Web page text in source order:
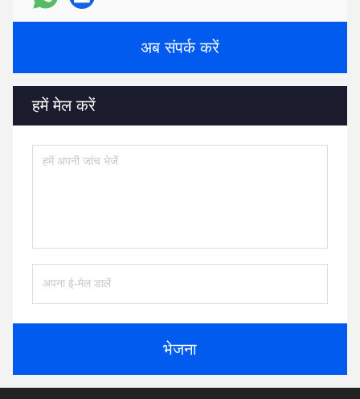
अब संपर्क करें
हमें मेल करें
भेजना